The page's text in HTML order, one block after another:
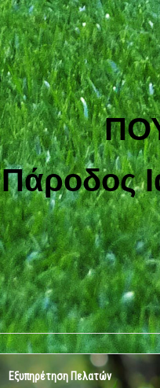
Πάροδος
Εξυπηρέτηση Πελατών